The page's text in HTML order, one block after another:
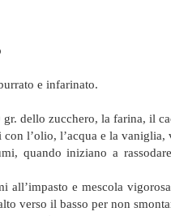
e infarinato.
gr. dello zucchero, la farina, il
l’olio, l’acqua e la vaniglia,
quando iniziano a
all’impasto e mescola
verso il basso per non